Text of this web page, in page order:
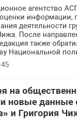
агентство
информации,
деятельности
После
также
Национальной
на
новые данные
и Григория